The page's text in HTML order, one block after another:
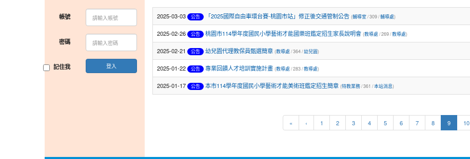
2025-03-03 公告 「2025國際自由車環台賽-桃園市站」修正後交通管制公告 (輔導室/ 309 /輔導處)
2025-02-26 公告 桃園市114學年度國民小學藝術才能國樂班鑑定招生家長說明會 (教導處/ 269 /教導處)
2025-02-21 公告 幼兒園代理教保員甄選簡章 (教導處/ 364 /幼兒園)
2025-01-22 公告 專業回饋人才培訓實施計畫 (教導處/ 283 /教導處)
2025-01-17 公告 本市114學年度國民小學藝術才能美術班鑑定招生簡章 (特教業務/ 361 /本站消息)
« ‹ 1 2 3 4 5 6 7 8 9(current)
10
帳號
密碼
記住我 登入